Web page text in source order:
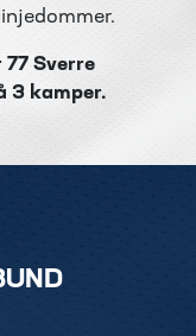
Sverre
3 kamper.